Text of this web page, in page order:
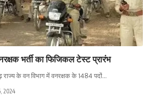
भर्ती का फिजिकल टेस्ट प्रारंभ
राज्य के वन विभाग में वनरक्षक के 1484 पदों…
2024